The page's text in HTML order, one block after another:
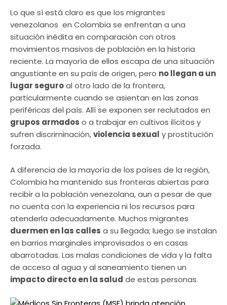
Lo que sí está claro es que los migrantes
venezolanos en Colombia se enfrentan a una
situación inédita en comparación con otros
movimientos masivos de población en la historia
reciente. La mayoría de ellos escapa de una situación
angustiante en su país de origen, pero no llegan a un
lugar seguroal otro lado de la frontera,
particularmente cuando se asientan en las zonas
periféricas del país. Allí se exponen ser reclutados en
grupos armados o a trabajar en cultivos ilícitos y
sufren discriminación,violencia sexual y prostitución
forzada.
A diferencia de la mayoría de los países de la región,
Colombia ha mantenido sus fronteras abiertas para
recibir a la población venezolana, aun a pesar de que
no cuenta con la experiencia ni los recursos para
atenderla adecuadamente. Muchos migrantes
duermen en las calles a su llegada; luego se instalan
en barrios marginales improvisados ​​o en casas
abarrotadas. Las malas condiciones de vida y la falta
de acceso al agua y al saneamiento tienen un
impacto directo en la salud de estas personas.